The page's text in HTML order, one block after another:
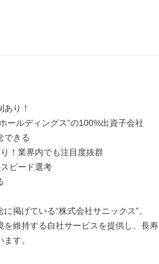
り！
ールディングス”の100%出資子会社
できる
！業界内でも注目度抜群
ピード選考
掲げている“株式会社サニックス”。
維持する自社サービスを提供し、長寿
す。